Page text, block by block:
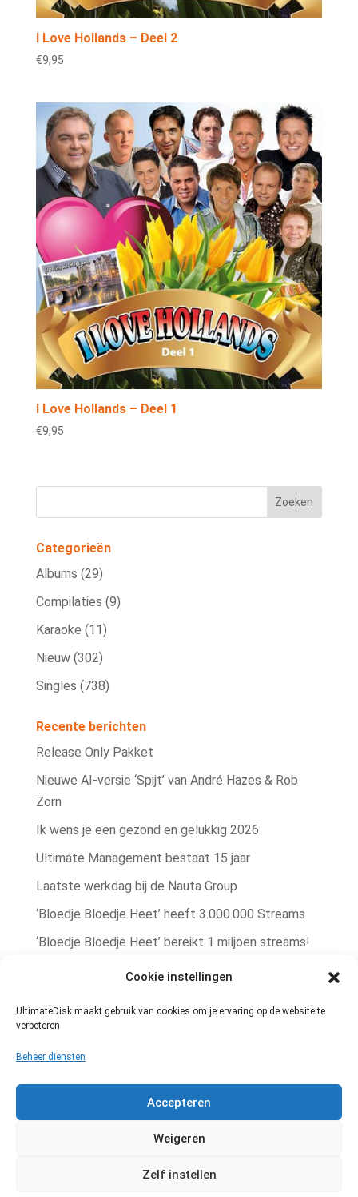
Cookie instellingen
UltimateDisk maakt gebruik van cookies om je ervaring op de website te
verbeteren
Beheer diensten
Accepteren
Weigeren
Zelf instellen
I Love Hollands – Deel 2
€9,95
I Love Hollands – Deel 1
€9,95
Categorieën
Albums (29)
Compilaties (9)
Karaoke (11)
Nieuw (302)
Singles (738)
Recente berichten
Release Only Pakket
Nieuwe AI‑versie ‘Spijt’ van André Hazes & Rob
Zorn
Ik wens je een gezond en gelukkig 2026
Ultimate Management bestaat 15 jaar
Laatste werkdag bij de Nauta Group
‘Bloedje Bloedje Heet’ heeft 3.000.000 Streams
‘Bloedje Bloedje Heet’ bereikt 1 miljoen streams!
Rob Zorn single ‘Bere Bere Koud’ winterhit!
zomerhit te pakken!
Een goed gesprek met de platenbaas